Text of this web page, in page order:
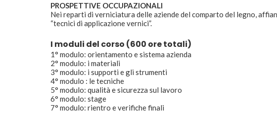
PROSPETTIVE OCCUPAZIONALI
Nei reparti di verniciatura delle aziende del comparto del legno,
“tecnici di applicazione vernici”.
I moduli del corso (600 ore totali)
1° modulo: orientamento e sistema azienda
2° modulo: i materiali
3° modulo: i supporti e gli strumenti
4° modulo : le tecniche
5° modulo: qualità e sicurezza sul lavoro
6° modulo: stage
7° modulo: rientro e verifiche finali